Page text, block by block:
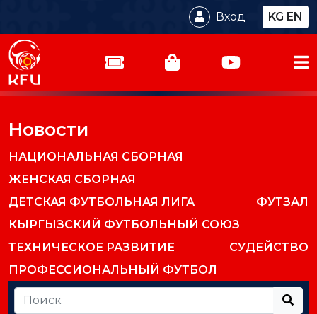
Вход KG EN
Новости
НАЦИОНАЛЬНАЯ СБОРНАЯ
ЖЕНСКАЯ СБОРНАЯ
ДЕТСКАЯ ФУТБОЛЬНАЯ ЛИГА
ФУТЗАЛ
КЫРГЫЗСКИЙ ФУТБОЛЬНЫЙ СОЮЗ
ТЕХНИЧЕСКОЕ РАЗВИТИЕ
СУДЕЙСТВО
ПРОФЕССИОНАЛЬНЫЙ ФУТБОЛ